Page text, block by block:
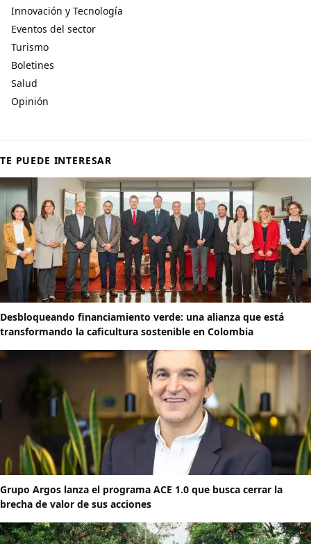
Innovación y Tecnología
Eventos del sector
Turismo
Boletines
Salud
Opinión
TE PUEDE INTERESAR
Desbloqueando financiamiento verde: una alianza que está
transformando la caficultura sostenible en Colombia
Grupo Argos lanza el programa ACE 1.0 que busca cerrar la
brecha de valor de sus acciones